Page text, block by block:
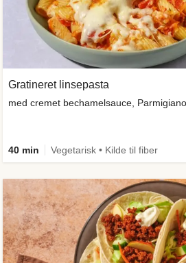
Gratineret linsepasta
med cremet bechamelsauce,
40 min Vegetarisk • Kilde til fiber